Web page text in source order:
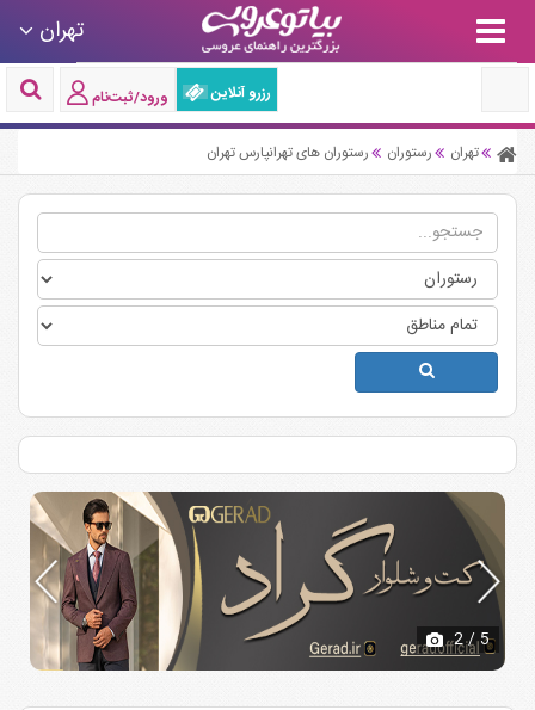
تهران
رزرو آنلاین ورود/ثبت‌نام
تهران رستوران رستوران های تهرانپارس تهران
2/ 5